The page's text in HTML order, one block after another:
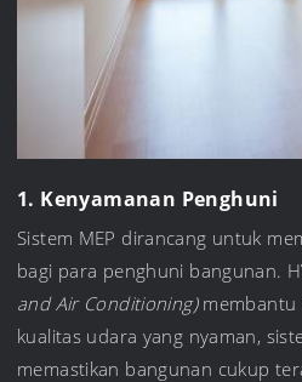
1. Kenyamanan Penghuni
Sistem MEP dirancang untuk
bagi para penghuni bangunan.
and Air Conditioning)membantu
kualitas udara yang nyaman,
memastikan bangunan cukup